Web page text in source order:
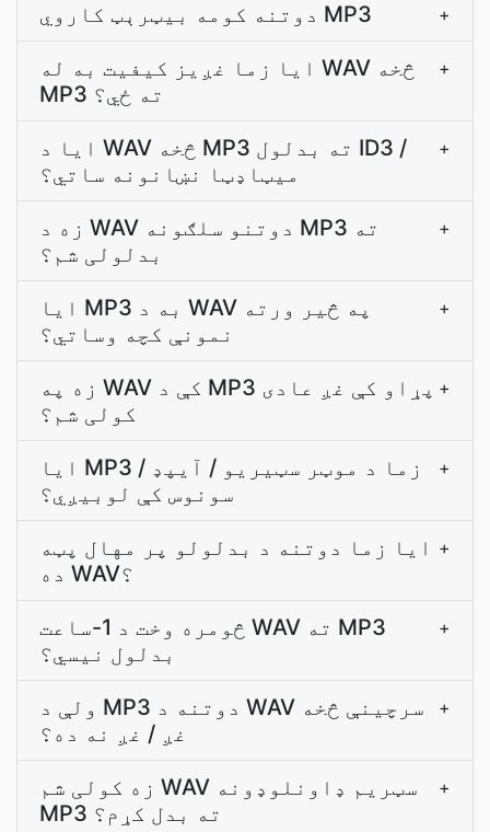
دوتنه کومه بيټرېټ کاروي MP3 +
ایا زما غږيز کیفیت به له WAV څخه
MP3 ته ځي؟
+
ایا د WAV څخه MP3 ته بدلول ID3 /
ميټاډټا نښانونه ساتي؟
+
زه د WAV دوتنو سلګونه MP3 ته
بدلولی شم؟
+
ایا MP3 به د WAV په څیر ورته
نمونې کچه وساتي؟
+
زه په WAV کې د MP3 پړاو کې غږ عادی
کولی شم؟
+
ایا MP3 زما د موټر سټیریو / آیپډ /
سونوس کې لوبیږي؟
+
ایا زما دوتنه د بدلولو پر مهال پټه
ده WAV؟
+
څومره وخت د 1-ساعت WAV ته MP3
بدلول نیسي؟
+
ولې د MP3 دوتنه د WAV سرچینې څخه
غږ / غږ نه ده؟
+
زه کولی شم WAV سټریم ډاونلوډونه
MP3 ته بدل کړم؟
+